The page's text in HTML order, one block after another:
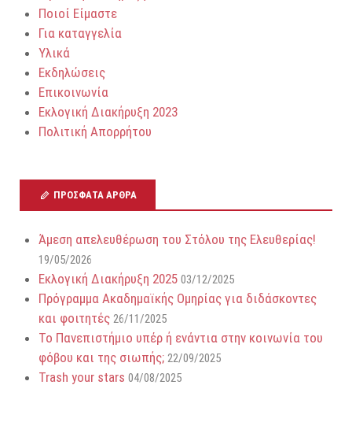
Ποιοί Είμαστε
Για καταγγελία
Υλικά
Εκδηλώσεις
Επικοινωνία
Εκλογική Διακήρυξη 2023
Πολιτική Απορρήτου
ΠΡΌΣΦΑΤΑ ΆΡΘΡΑ
Άμεση απελευθέρωση του Στόλου της Ελευθερίας!
19/05/2026
Εκλογική Διακήρυξη 2025 03/12/2025
Πρόγραμμα Ακαδημαϊκής Ομηρίας για διδάσκοντες
και φοιτητές 26/11/2025
Το Πανεπιστήμιο υπέρ ή ενάντια στην κοινωνία του
φόβου και της σιωπής; 22/09/2025
Trash your stars 04/08/2025